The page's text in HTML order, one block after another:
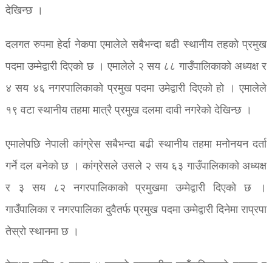
देखिन्छ ।
दलगत रुपमा हेर्दा नेकपा एमालेले सबैभन्दा बढी स्थानीय तहको प्रमुख
पदमा उम्मेद्वारी दिएको छ । एमालेले २ सय ८८ गाउँपालिकाको अध्यक्ष र
४ सय ४६ नगरपालिकाको प्रमुख पदमा उमेद्वारी दिएको हो । एमालेले
१९ वटा स्थानीय तहमा मात्रै प्रमुख दलमा दावी नगरेको देखिन्छ ।
एमालेपछि नेपाली कांग्रेस सबैभन्दा बढी स्थानीय तहमा मनोनयन दर्ता
गर्ने दल बनेको छ । कांग्रेसले उसले २ सय ६३ गाउँपालिकाको अध्यक्ष
र ३ सय ८२ नगरपालिकाको प्रमुखमा उम्मेद्वारी दिएको छ ।
गाउँपालिका र नगरपालिका दुवैतर्फ प्रमुख पदमा उम्मेद्वारी दिनेमा राप्रपा
तेस्रो स्थानमा छ ।